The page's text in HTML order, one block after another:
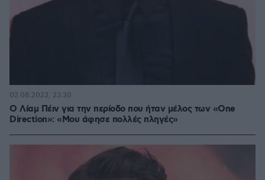
Ο Λίαμ Πέιν για την περίοδο που ήταν μέλος των «One
Direction»: «Μου άφησε πολλές πληγές»
02.08.2023, 23:30